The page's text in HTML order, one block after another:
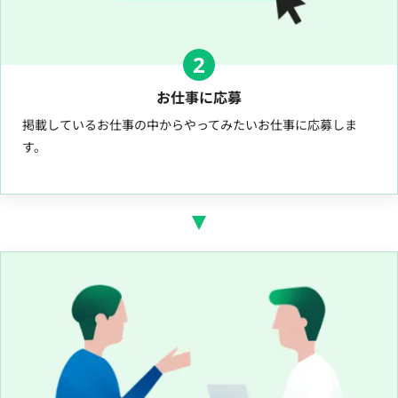
2
お仕事に応募
掲載しているお仕事の中からやってみたいお仕事に応募しま
す。